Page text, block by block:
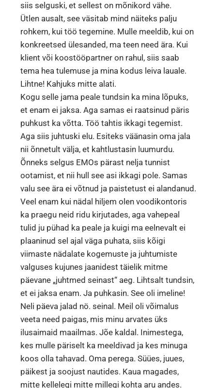
siis selguski, et sellest on mõnikord vähe.
Ütlen ausalt, see väsitab mind näiteks palju
rohkem, kui töö tegemine. Mulle meeldib, kui on
konkreetsed ülesanded, ma teen need ära. Kui
klient või koostööpartner on rahul, siis saab
tema hea tulemuse ja mina kodus leiva lauale.
Lihtne! Kahjuks mitte alati.
Kogu selle jama peale tundsin ka mina lõpuks,
et enam ei jaksa. Aga samas ei raatsinud päris
puhkust ka võtta. Töö tahtis ikkagi tegemist.
Aga siis juhtuski elu. Esiteks väänasin oma jala
nii õnnetult välja, et kahtlustasin luumurdu.
Õnneks selgus EMOs pärast nelja tunnist
ootamist, et nii hull see asi ikkagi pole. Samas
valu see ära ei võtnud ja paistetust ei alandanud.
Veel enam kui nädal hiljem olen voodikontoris
ka praegu neid ridu kirjutades, aga vahepeal
tulid ju pühad ka peale ja kuigi ma eelnevalt ei
plaaninud sel ajal väga puhata, siis kõigi
viimaste nädalate kogemuste ja juhtumiste
valguses kujunes jaanidest täielik mitme
päevane „juhtmed seinast“ aeg. Lihtsalt tundsin,
et ei jaksa enam. Ja puhkasin. See oli imeline!
Neli päeva jalad nö. seinal. Meil oli võimalus
veeta need paigas, mis minu arvates üks
ilusaimaid maailmas. Jõe kaldal. Inimestega,
kes mulle päriselt ka meeldivad ja kes minuga
koos olla tahavad. Oma perega. Süües, juues,
päikest ja soojust nautides. Kaua magades,
mitte kellelegi mitte millegi kohta aru andes.